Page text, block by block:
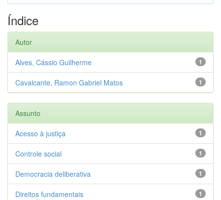
Índice
Autor
1
Alves, Cássio Guilherme
1
Cavalcante, Ramon Gabriel Matos
Assunto
1
Acesso à justiça
1
Controle social
1
Democracia deliberativa
1
Direitos fundamentais